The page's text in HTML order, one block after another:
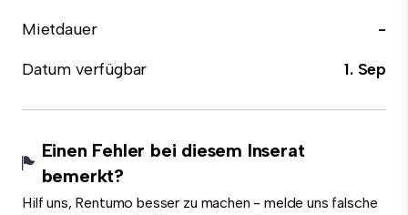
Mietdauer
-
Datum verfügbar
1. Sep
Einen Fehler bei diesem Inserat
bemerkt?
Hilf uns, Rentumo besser zu machen - melde uns falsche